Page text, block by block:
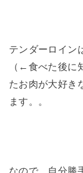
テンダーロイン
（←食べた後に
たお肉が大好き
ます。。
なので、自分勝